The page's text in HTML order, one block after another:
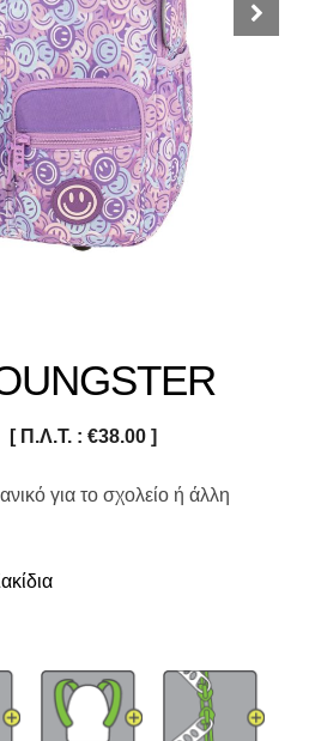
[ Π.Λ.Τ. : €38.00 ]
για το σχολείο ή άλλη